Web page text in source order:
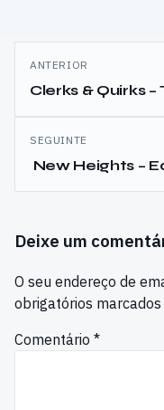
Navegação
de
artigos
ANTERIOR
Clerks & Quirks
SEGUINTE
New Heights –
Deixe um
O seu endereço de
obrigatórios marcados
Comentário *